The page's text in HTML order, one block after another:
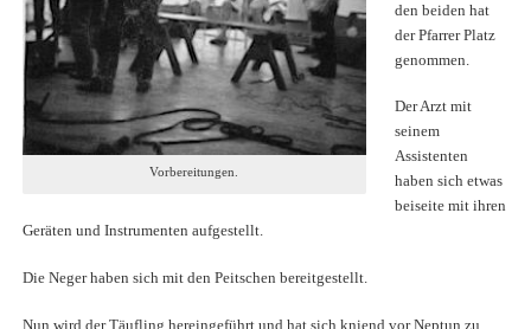
Vorbereitungen.
den beiden hat
der Pfarrer Platz
genommen.
Der Arzt mit
seinem
Assistenten
haben sich etwas
beiseite mit ihren
Geräten und Instrumenten aufgestellt.
Die Neger haben sich mit den Peitschen bereitgestellt.